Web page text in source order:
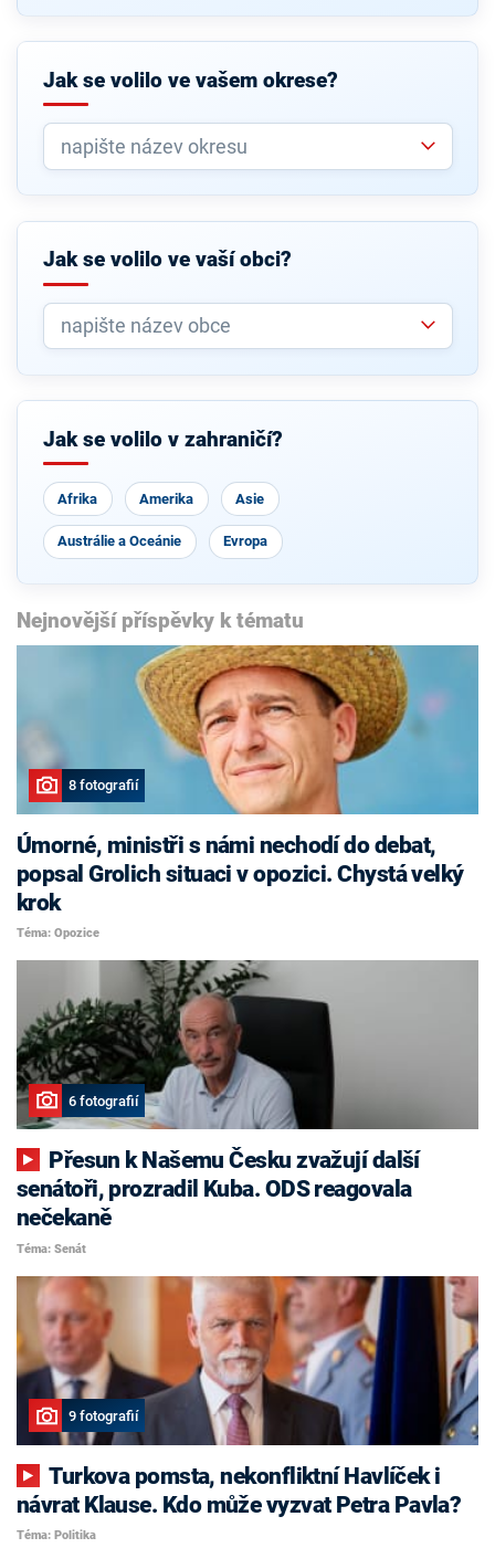
Jak se volilo ve vašem okrese?
Jak se volilo ve vaší obci?
Jak se volilo v zahraničí?
Afrika Amerika Asie
Austrálie a Oceánie Evropa
Nejnovější příspěvky k tématu
8 fotografií
Úmorné, ministři s námi nechodí do debat,
popsal Grolich situaci v opozici. Chystá velký
krok
Téma: Opozice
6 fotografií
senátoři, prozradil Kuba. ODS reagovala
nečekaně
Téma: Senát
9 fotografií
Turkova pomsta, nekonfliktní Havlíček i
návrat Klause. Kdo může vyzvat Petra Pavla?
Téma: Politika